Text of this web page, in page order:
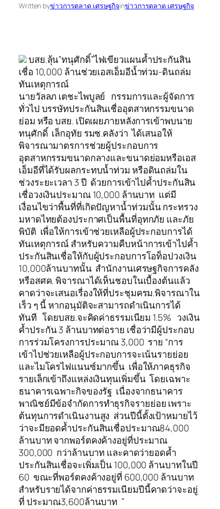
Written byข่าวการตลาด เศรษฐกิจinข่าวการตลาด เศรษฐกิจ
บสย.ลุ้น”ทนุศักดิ์”ไฟเขียวแผนค้ำประกันสิน
เชื่อ 10,000 ล้านช่วยเอสเอ็มอีน้ำท่วม-ดินถล่ม
ทันเหตุการณ์
นายวัลลภ เตชะไพบูลย์ กรรมการและผู้จัดการ
ทั่วไป บรรษัทประกันสินเชื่ออุตสาหกรรมขนาด
ย่อม หรือ บสย. เปิดเผยภายหลังการเข้าพบนาย
ทนุศักดิ์ เล็กอุทัย รมช.คลังว่า ได้เสนอให้
พิจารณามาตรการช่วยผู้ประกอบการ
อุตสาหกรรมขนาดกลางและขนาดย่อมหรือเอส
เอ็มอีที่ได้รับผลกระทบน้ำท่วม หรือดินถล่มใน
ช่วงระยะเวลา 3 ปี ด้วยการเข้าไปค้ำประกันสิน
เชื่อวงเงินประมาณ 10,000 ล้านบาท แต่มี
เงื่อนไขว่าพื้นที่ที่เกิดปัญหาน้ำท่วมนั้น กระทรวง
มหาดไทยต้องประกาศเป็นพื้นที่อุทกภัย และภัย
พิบัติ เพื่อให้การเข้าช่วยเหลือผู้ประกอบการได้
ทันเหตุการณ์ สำหรับความคืบหน้าการเข้าไปค้ำ
ประกันสินเชื่อให้กับผู้ประกอบการโอท็อปวงเงิน
10,000ล้านบาทนั้น สำนักงานเศรษฐกิจการคลัง
หรือสศค. พิจารณาได้เห็นชอบในเบื้องต้นแล้ว
คาดว่าจะเสนอเรื่องให้ที่ประชุมครม.พิจารณาใน
เร็ว ๆ นี้ หากอนุมัติจะสามารถดำเนินการได้
ทันที โดยบสย.จะคิดค่าธรรมเนียม 1.5% วงเงิน
ค้ำประกัน 3 ล้านบาทต่อราย เชื่อว่ามีผู้ประกอบ
การร่วมโครงการประมาณ 3,000 ราย “การ
เข้าไปช่วยเหลือผู้ประกอบการจะเน้นรายย่อย
และไมโครไฟแนนซ์มากขึ้น เพื่อให้ภาคธุรกิจ
รายเล็กเข้าถึงแหล่งเงินทุนเพิ่มขึ้น โดยเฉพาะ
ธนาคารเฉพาะกิจของรัฐ เนื่องจากธนาคาร
พาณิชย์มีข้อจำกัดการทำธุรกิจรายย่อย เพราะ
ต้นทุนการดำเนินงานสูง ส่วนปีนี้ตั้งเป้าหมายไว้
ว่าจะมียอดค้ำประกันสินเชื่อประมาณ84,000
ล้านบาท จากพอร์ตคงค้างอยู่ที่ประมาณ
300,000 กว่าล้านบาท และคาดว่ายอดค้ำ
ประกันสินเชื่อจะเพิ่มเป็น 100,000 ล้านบาทในปี
60 ขณะที่พอร์ตคงค้างอยู่ที่ 600,000 ล้านบาท
สำหรับรายได้จากค่าธรรมเนียมปีนี้คาดว่าจะอยู่
ที่ ประมาณ3,600ล้านบาท ”